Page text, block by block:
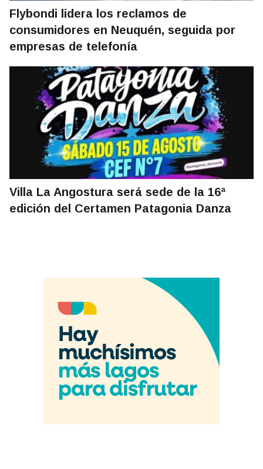
Flybondi lidera los reclamos de
consumidores en Neuquén, seguida por
empresas de telefonía
Villa La Angostura será sede de la 16ª
edición del Certamen Patagonia Danza